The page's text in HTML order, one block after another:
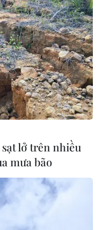
#Công nghệ
phố Hồ Chí Minh
lở trên nhiều
mưa bão